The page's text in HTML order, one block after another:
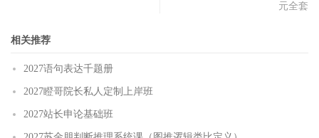
元全套
相关推荐
2027语句表达千题册
2027瞪哥院长私人定制上岸班
2027站长申论基础班